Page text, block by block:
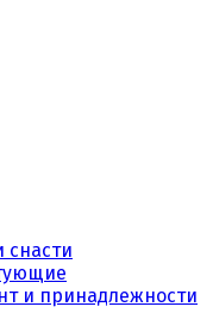
и принадлежности